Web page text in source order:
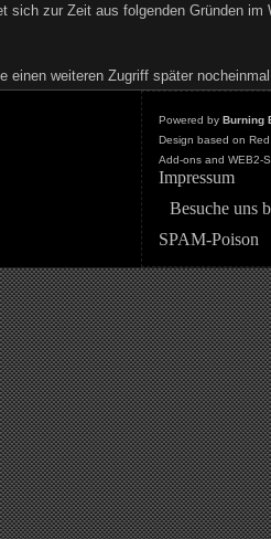
sich zur Zeit aus folgenden Gründen im
einen weiteren Zugriff später
Powered by Burning
Design based on
Add-ons and WEB2-
Impressum
Besuche uns
SPAM-Poison